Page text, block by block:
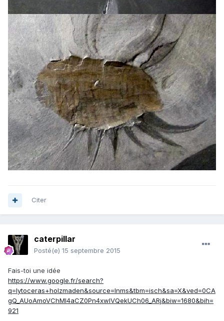
Citer
caterpillar
Posté(e) 15 septembre 2015
Fais-toi une idée
https://www.google.fr/search?
q=lytoceras+holzmaden&source=lnms&tbm=isch&sa=X&ved=0CA
gQ_AUoAmoVChMI4aCZ0Pn4xwIVQekUCh06_ARj&biw=1680&bih=
921